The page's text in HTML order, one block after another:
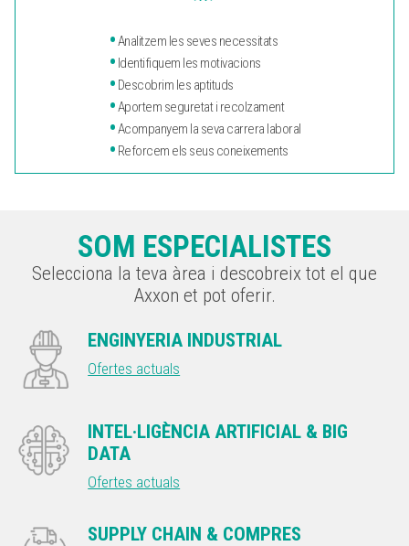
•Analitzem les seves necessitats
• Identifiquem les motivacions
• Descobrim les aptituds
•Aportem seguretat i recolzament
•Acompanyem la seva carrera laboral
• Reforcem els seus coneixements
SOM ESPECIALISTES
Selecciona la teva àrea i descobreix tot el que
Axxon et pot oferir.
ENGINYERIA INDUSTRIAL
Ofertes actuals
INTEL·LIGÈNCIA ARTIFICIAL & BIG
DATA
Ofertes actuals
SUPPLY CHAIN & COMPRES